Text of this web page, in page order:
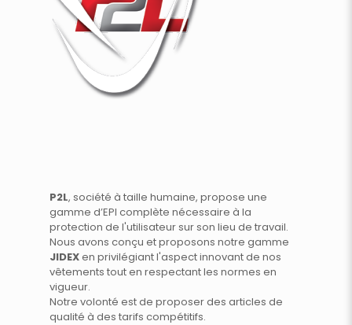
P2L, société à taille humaine, propose une
gamme d’EPI complète nécessaire à la
protection de l'utilisateur sur son lieu de travail.
Nous avons conçu et proposons notre gamme
JIDEXen privilégiant l'aspect innovant de nos
vêtements tout en respectant les normes en
vigueur.
Notre volonté est de proposer des articles de
qualité à des tarifs compétitifs.